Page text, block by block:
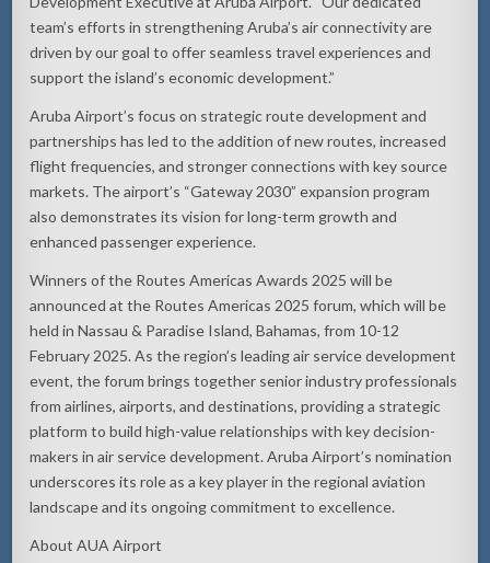
team’s efforts in strengthening Aruba’s air connectivity are
driven by our goal to offer seamless travel experiences and
support the island’s economic development.”
Aruba Airport’s focus on strategic route development and
partnerships has led to the addition of new routes, increased
flight frequencies, and stronger connections with key source
markets. The airport’s “Gateway 2030” expansion program
also demonstrates its vision for long-term growth and
enhanced passenger experience.
Winners of the Routes Americas Awards 2025 will be
announced at the Routes Americas 2025 forum, which will be
held in Nassau & Paradise Island, Bahamas, from 10-12
February 2025. As the region’s leading air service development
event, the forum brings together senior industry professionals
from airlines, airports, and destinations, providing a strategic
platform to build high-value relationships with key decision-
makers in air service development. Aruba Airport’s nomination
underscores its role as a key player in the regional aviation
landscape and its ongoing commitment to excellence.
About AUA Airport